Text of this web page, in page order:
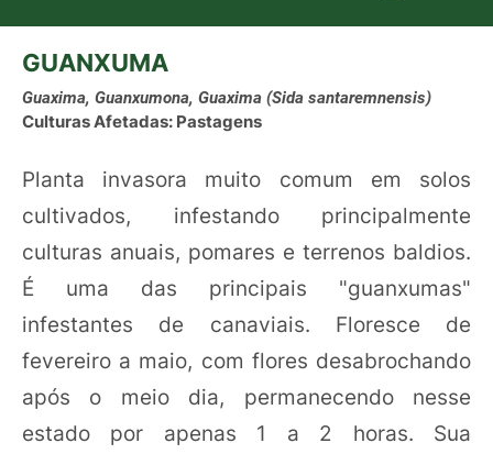
GUANXUMA
Guaxima, Guanxumona, Guaxima (Sida santaremnensis)
Culturas Afetadas: Pastagens
Planta invasora muito comum em solos
cultivados, infestando principalmente
culturas anuais, pomares e terrenos baldios.
É uma das principais "guanxumas"
infestantes de canaviais. Floresce de
fevereiro a maio, com flores desabrochando
após o meio dia, permanecendo nesse
estado por apenas 1 a 2 horas. Sua